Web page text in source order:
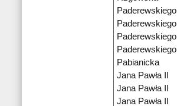
Paderewskiego
Paderewskiego
Paderewskiego
Paderewskiego
Pabianicka
Jana Pawła II
Jana Pawła II
Jana Pawła II